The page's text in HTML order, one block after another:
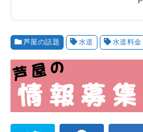
芦屋の話題 水道 水道料金